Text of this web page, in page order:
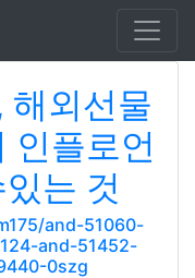
해외선물
인플로언
는 것
and-51060-
and-51452-
0szg